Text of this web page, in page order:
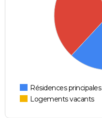
Résidences principales
Logements vacants